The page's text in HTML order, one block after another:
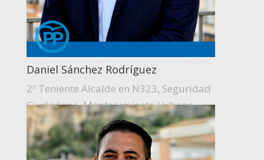
Daniel Sánchez Rodríguez
2º Teniente Alcalde en N323, Seguridad
Ciudadana, Mantenimiento Urbano,
Servicios Municipales.